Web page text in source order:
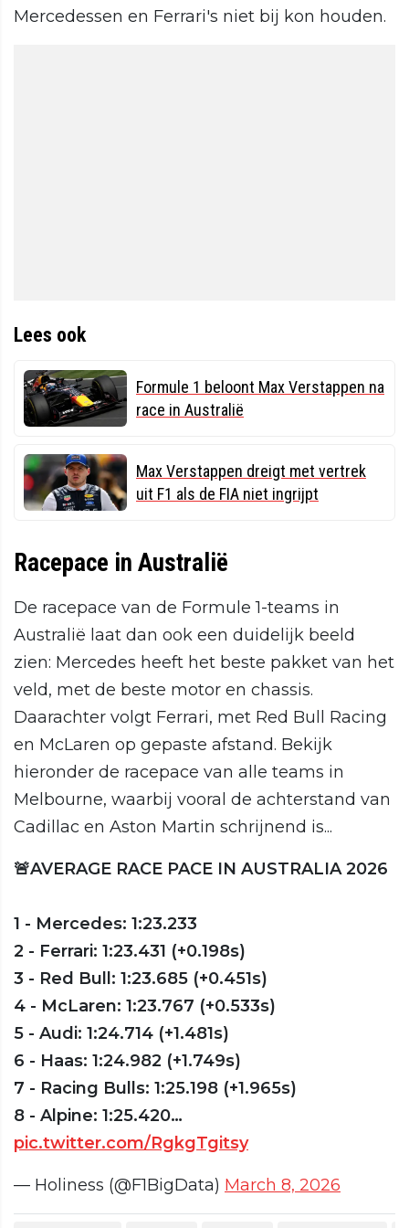
Mercedessen en Ferrari's niet bij kon houden.
Lees ook
Formule 1 beloont Max Verstappen na
race in Australië
Max Verstappen dreigt met vertrek
uit F1 als de FIA niet ingrijpt
Racepace in Australië
De racepace van de Formule 1-teams in
Australië laat dan ook een duidelijk beeld
zien: Mercedes heeft het beste pakket van het
veld, met de beste motor en chassis.
Daarachter volgt Ferrari, met Red Bull Racing
en McLaren op gepaste afstand. Bekijk
hieronder de racepace van alle teams in
Melbourne, waarbij vooral de achterstand van
Cadillac en Aston Martin schrijnend is...
🚨AVERAGE RACE PACE IN AUSTRALIA 2026
1 - Mercedes: 1:23.233
2 - Ferrari: 1:23.431 (+0.198s)
3 - Red Bull: 1:23.685 (+0.451s)
4 - McLaren: 1:23.767 (+0.533s)
5 - Audi: 1:24.714 (+1.481s)
6 - Haas: 1:24.982 (+1.749s)
7 - Racing Bulls: 1:25.198 (+1.965s)
8 - Alpine: 1:25.420…
pic.twitter.com/RgkgTgitsy
— Holiness (@F1BigData) March 8, 2026